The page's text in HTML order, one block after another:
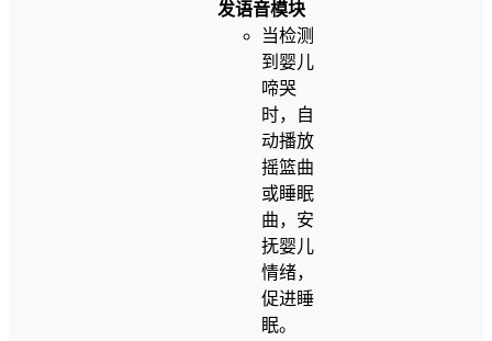
发语音模块
当检测
到婴儿
啼哭
时，自
动播放
摇篮曲
或睡眠
曲，安
抚婴儿
情绪，
促进睡
眠。